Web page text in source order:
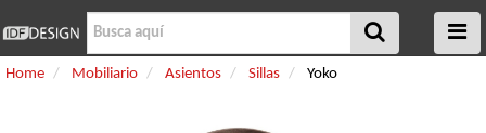
Home Mobiliario Asientos Sillas Yoko